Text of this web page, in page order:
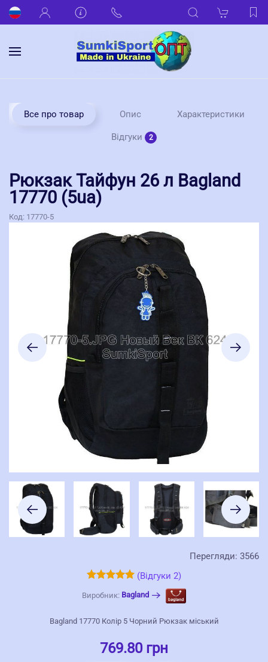
Все про товар Опис Характеристики
Відгуки 2
Рюкзак Тайфун 26 л Bagland
17770 (5ua)
Код: 17770-5
Перегляди: 3566
(Відгуки 2)
Виробник: Bagland
Bagland 17770 Колір 5 Чорний Рюкзак міський
769.80 грн